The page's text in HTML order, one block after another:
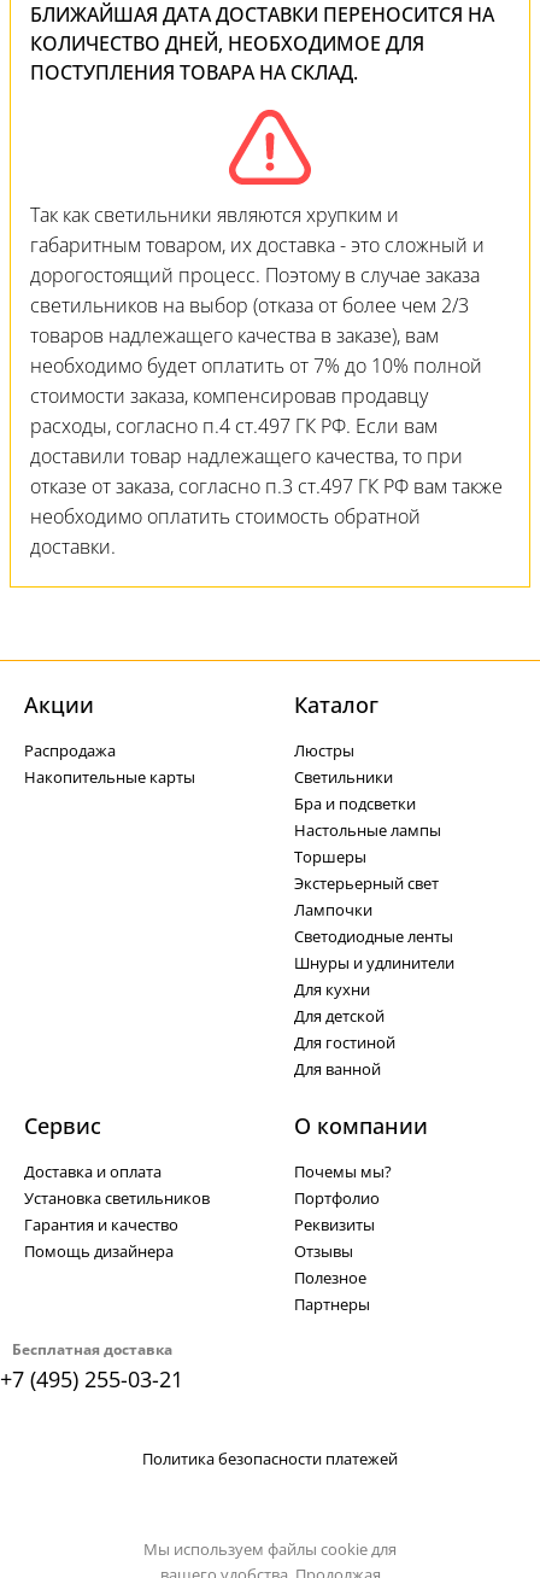
БЛИЖАЙШАЯ ДАТА ДОСТАВКИ ПЕРЕНОСИТСЯ НА
КОЛИЧЕСТВО ДНЕЙ, НЕОБХОДИМОЕ ДЛЯ
ПОСТУПЛЕНИЯ ТОВАРА НА СКЛАД.
Так как светильники являются хрупким и
габаритным товаром, их доставка - это сложный и
дорогостоящий процесс. Поэтому в случае заказа
светильников на выбор (отказа от более чем 2/3
товаров надлежащего качества в заказе), вам
необходимо будет оплатить от 7% до 10% полной
стоимости заказа, компенсировав продавцу
расходы, согласно п.4 ст.497 ГК РФ. Если вам
доставили товар надлежащего качества, то при
отказе от заказа, согласно п.3 ст.497 ГК РФ вам также
необходимо оплатить стоимость обратной
доставки.
Бесплатная доставка
+7 (495) 255-03-21
Акции
Распродажа
Накопительные карты
Каталог
Люстры
Светильники
Бра и подсветки
Настольные лампы
Торшеры
Экстерьерный свет
Лампочки
Светодиодные ленты
Шнуры и удлинители
Для кухни
Для детской
Для гостиной
Для ванной
Сервис
Доставка и оплата
Установка светильников
Гарантия и качество
Помощь дизайнера
О компании
Почемы мы?
Портфолио
Реквизиты
Отзывы
Полезное
Партнеры
Политика безопасности платежей
Мы используем файлы cookie для